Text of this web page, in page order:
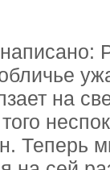
на
Теперь